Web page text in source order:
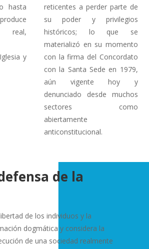
hasta
real,
y
reticentes a perder parte de
su poder y privilegios
históricos; lo que se
materializó en su momento
con la firma del Concordato
con la Santa Sede en 1979,
aún vigente hoy y
denunciado desde muchos
sectores como
abiertamente
anticonstitucional.
de la
de los individuos y la
dogmática y considera la
de una sociedad realmente